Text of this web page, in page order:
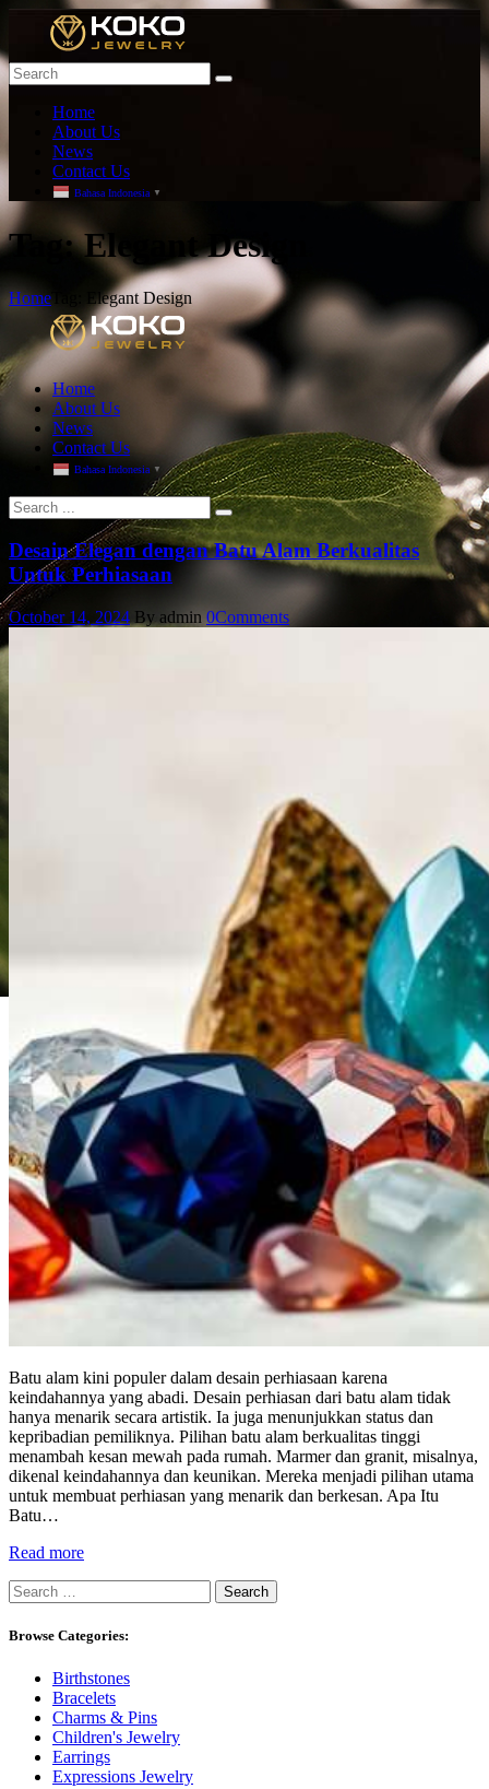
Home
About Us
News
Contact Us
Bahasa Indonesia ▼
T ag: Elegant Design
Home Tag: Elegant Design
Home
About Us
News
Contact Us
Bahasa Indonesia ▼
Desain Elegan dengan Batu Alam Berkualitas
Untuk Perhiasaan
October 14, 2024 By admin 0Comments
Batu alam kini populer dalam desain perhiasaan karena
keindahannya yang abadi. Desain perhiasan dari batu alam tidak
hanya menarik secara artistik. Ia juga menunjukkan status dan
kepribadian pemiliknya. Pilihan batu alam berkualitas tinggi
menambah kesan mewah pada rumah. Marmer dan granit, misalnya,
dikenal keindahannya dan keunikan. Mereka menjadi pilihan utama
untuk membuat perhiasan yang menarik dan berkesan. Apa Itu
Batu…
Read more
Search
for:
Browse Categories:
Birthstones
Bracelets
Charms & Pins
Children's Jewelry
Earrings
Expressions Jewelry